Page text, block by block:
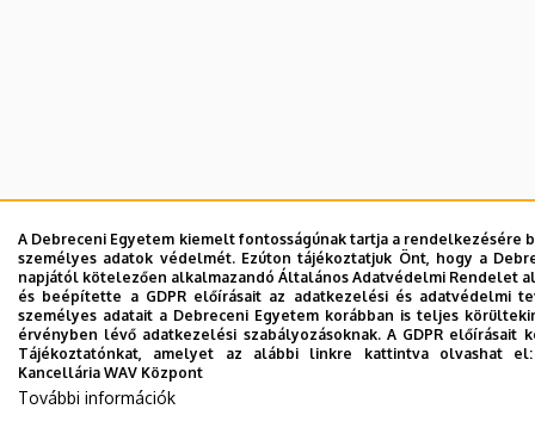
A Debreceni Egyetem kiemelt fontosságúnak tartja a
személyes adatok védelmét. Ezúton tájékoztatjuk Önt, hogy a
napjától kötelezően alkalmazandó Általános Adatvédelmi Rendelet
és beépítette a GDPR előírásait az adatkezelési és adatvédelmi
személyes adatait a Debreceni Egyetem korábban is teljes
érvényben lévő adatkezelési szabályozásoknak. A GDPR előírásait
Tájékoztatónkat, amelyet az alábbi linkre kattintva olvashat
Kancellária WAV Központ
További információk